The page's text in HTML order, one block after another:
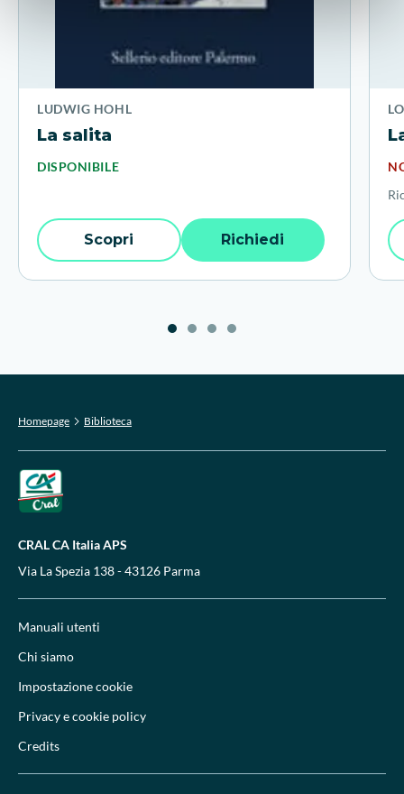
LUDWIG HOHL
La salita
DISPONIBILE
Scopri Richiedi
Homepage Biblioteca
CRAL CA Italia APS
Via La Spezia 138 - 43126 Parma
Manuali utenti
Chi siamo
Impostazione cookie
Privacy e cookie policy
Credits